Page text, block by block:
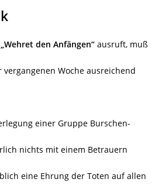
„Wehret den Anfängen“ ausruft, muß
Woche ausreichend
einer Gruppe Burschen-
nichts mit einem Betrauern
eine Ehrung der Toten auf allen